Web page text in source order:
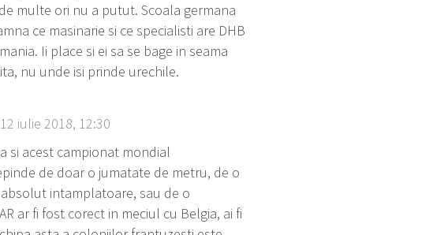
multe ori nu a putut. Scoala germana
ce masinarie si ce specialisti are DHB
Ii place si ei sa se bage in seama
nu unde isi prinde urechile.
iulie 2018, 12:30
si acest campionat mondial
de doar o jumatate de metru, de o
intamplatoare, sau de o
ar fi fost corect in meciul cu Belgia, ai fi